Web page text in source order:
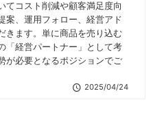
てコスト削減や顧客満足度向
案、運用フォロー、経営アド
きます。単に商品を売り込む
「経営パートナー」として考
が必要となるポジションでご
2025/04/24